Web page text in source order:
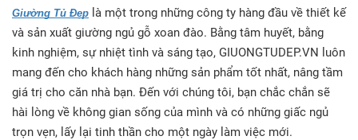
Giường Tủ Đẹp là một trong những công ty hàng đầu về thiết kế
và sản xuất giường ngủ gỗ xoan đào. Bằng tâm huyết, bằng
kinh nghiệm, sự nhiệt tình và sáng tạo, GIUONGTUDEP.VN luôn
mang đến cho khách hàng những sản phẩm tốt nhất, nâng tầm
giá trị cho căn nhà bạn. Đến với chúng tôi, bạn chắc chắn sẽ
hài lòng về không gian sống của mình và có những giấc ngủ
trọn vẹn, lấy lại tinh thần cho một ngày làm việc mới.